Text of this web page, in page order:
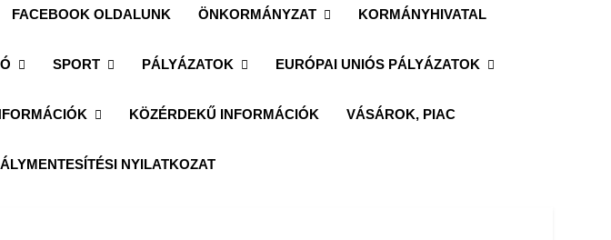
FACEBOOK OLDALUNK ÖNKORMÁNYZAT KORMÁNYHIVATAL
SPORT PÁLYÁZATOK EURÓPAI UNIÓS PÁLYÁZATOK
KÖZÉRDEKŰ INFORMÁCIÓK VÁSÁROK, PIAC
NYILATKOZAT